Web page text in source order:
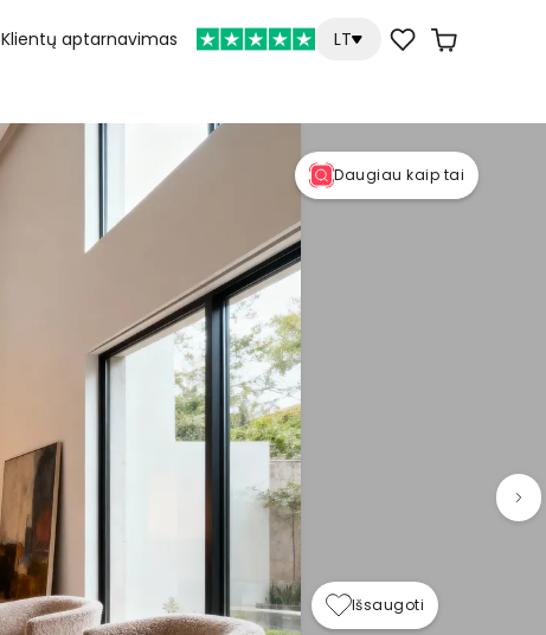
Klientų aptarnavimas LT
Daugiau kaip tai
Išsaugoti